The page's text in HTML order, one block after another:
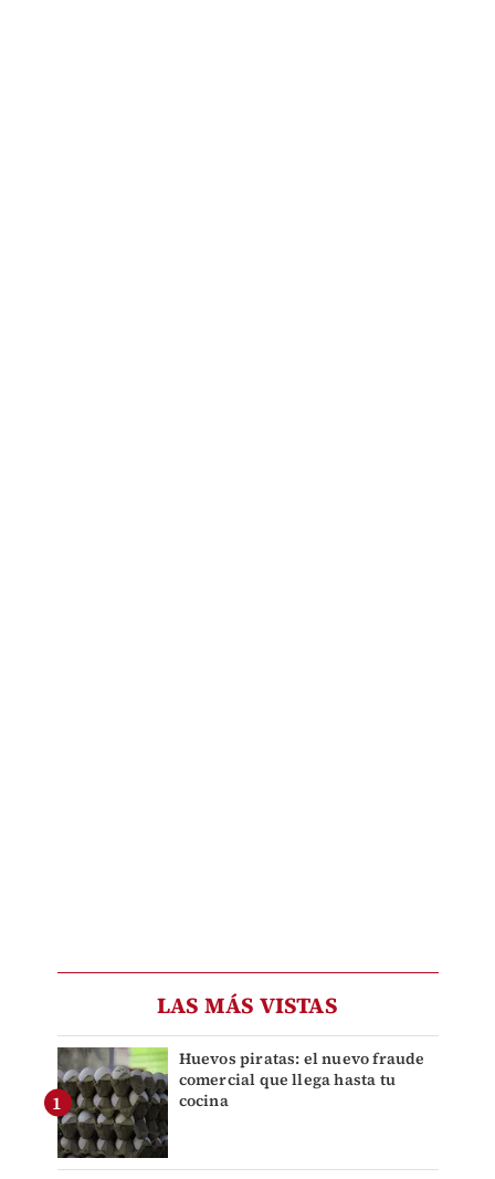
LAS MÁS VISTAS
Huevos piratas: el nuevo fraude
comercial que llega hasta tu
cocina